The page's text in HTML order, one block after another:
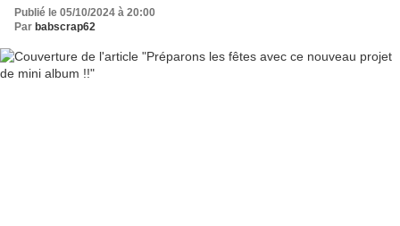
Publié le 05/10/2024 à 20:00
Par babscrap62